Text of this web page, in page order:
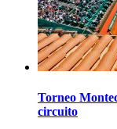
Torneo
circuito